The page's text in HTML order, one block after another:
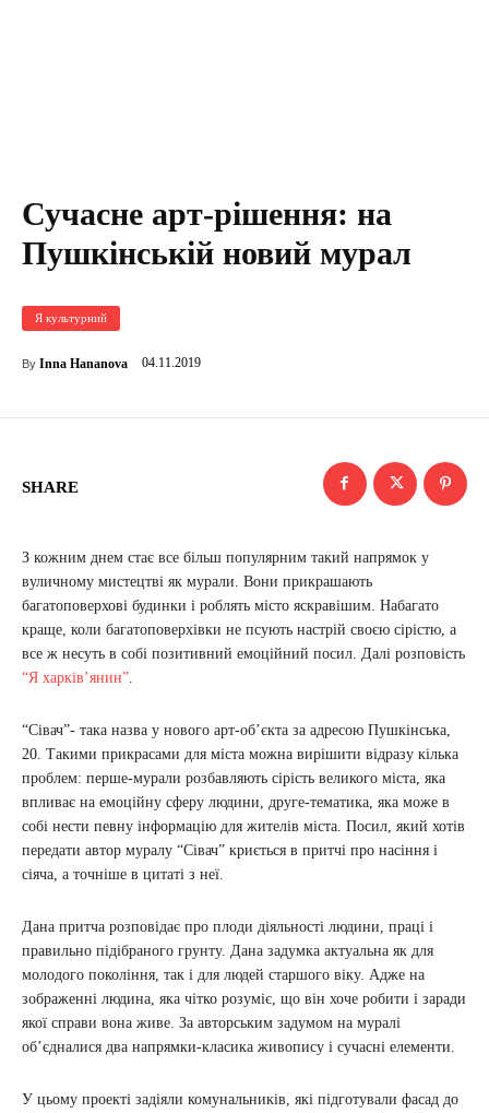
Сучасне арт-рішення: на
Пушкінській новий мурал
Я культурний
By Inna Hananova 04.11.2019
SHARE
З кожним днем ​​стає все більш популярним такий напрямок у
вуличному мистецтві як мурали. Вони прикрашають
багатоповерхові будинки і роблять місто яскравішим. Набагато
краще, коли багатоповерхівки не псують настрій своєю сірістю, а
все ж несуть в собі позитивний емоційний посил. Далі розповість
“Я харків’янин”
“Сівач”- така назва у нового арт-об’єкта за адресою Пушкінська,
20. Такими прикрасами для міста можна вирішити відразу кілька
проблем: перше-мурали розбавляють сірість великого міста, яка
впливає на емоційну сферу людини, друге-тематика, яка може в
собі нести певну інформацію для жителів міста. Посил, який хотів
передати автор муралу “Сівач” криється в притчі про насіння і
сіяча, а точніше в цитаті з неї.
Дана притча розповідає про плоди діяльності людини, праці і
правильно підібраного грунту. Дана задумка актуальна як для
молодого покоління, так і для людей старшого віку. Адже на
зображенні людина, яка чітко розуміє, що він хоче робити і заради
якої справи вона живе. За авторським задумом на муралі
об’єдналися два напрямки-класика живопису і сучасні елементи.
У цьому проекті задіяли комунальників, які підготували фасад до